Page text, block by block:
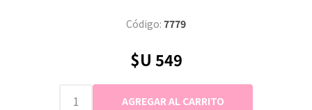
Código: 7779
$U 549